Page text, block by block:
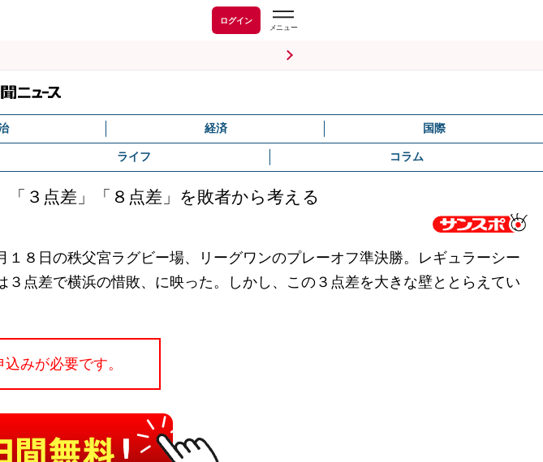
ログイン
経済 国際
ライフ コラム
３点差」「８点差」を敗者から考える
８日の秩父宮ラグビー場、リーグワンのプレーオフ準決勝。レギュラーシー
点差で横浜の惜敗、に映った。しかし、この３点差を大きな壁ととらえてい
みが必要です。